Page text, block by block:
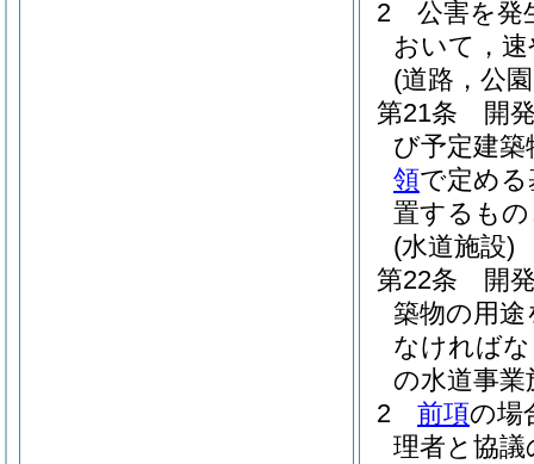
2
公害を発
おいて，
(道路，公
第21条
開
び予定建
領で定め
置するも
(水道施設)
第22条
開
築物の用
なければ
の水道事
2
前項の場
理者と協